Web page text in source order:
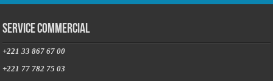
Service commercial
+221 33 867 67 00
+221 77 782 75 03